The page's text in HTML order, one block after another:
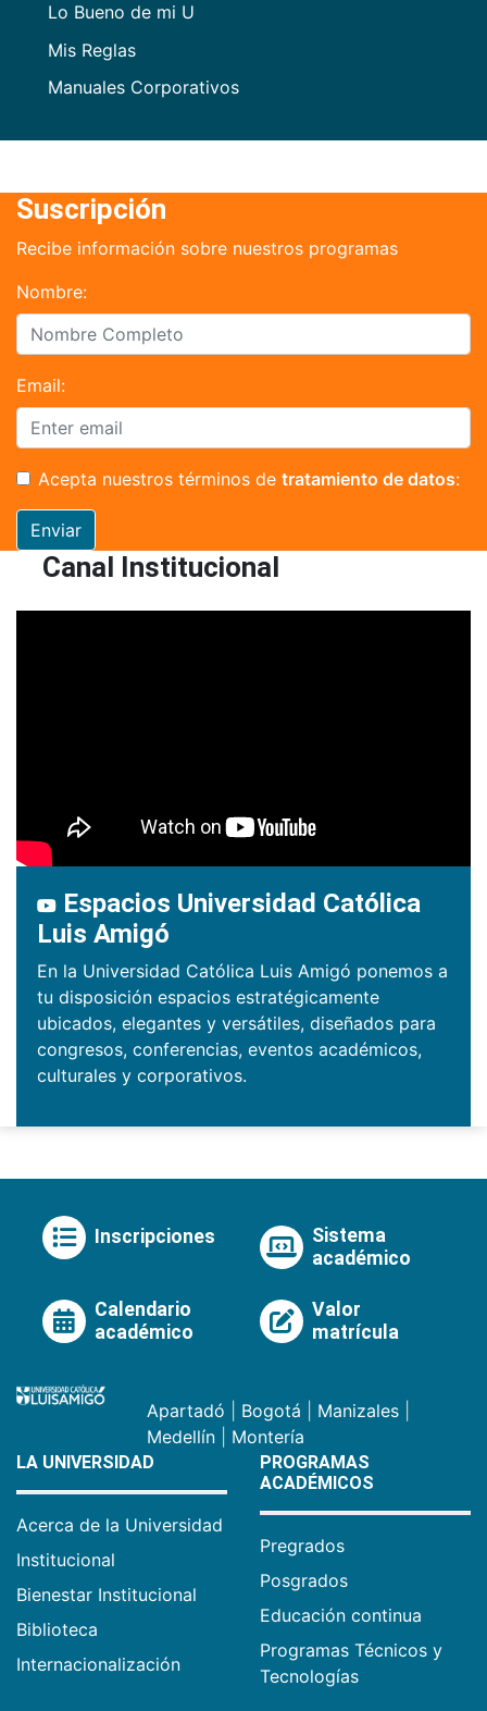
Lo Bueno de mi U
Mis Reglas
Manuales Corporativos
Suscripción
Recibe información sobre nuestros programas
Nombre:
Email:
Acepta nuestros términos de tratamiento de datos:
Enviar
Canal Institucional
Espacios Universidad Católica
Luis Amigó
En la Universidad Católica Luis Amigó ponemos a
tu disposición espacios estratégicamente
ubicados, elegantes y versátiles, diseñados para
congresos, conferencias, eventos académicos,
culturales y corporativos.
Inscripciones
Sistema
académico
Calendario
académico
Valor
matrícula
Apartadó Bogotá Manizales
Medellín
Montería
LA UNIVERSIDAD
Acerca de la Universidad
Institucional
Bienestar Institucional
Biblioteca
Internacionalización
PROGRAMAS
ACADÉMICOS
Pregrados
Posgrados
Educación continua
Programas Técnicos y
Tecnologías